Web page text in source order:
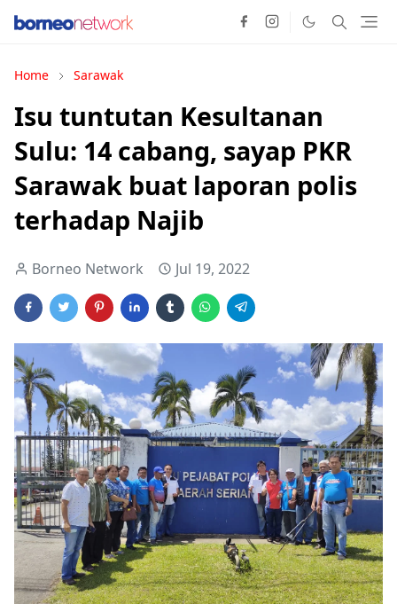
Home Sarawak
Isu tuntutan Kesultanan
Sulu: 14 cabang, sayap PKR
Sarawak buat laporan polis
terhadap Najib
Borneo Network Jul 19, 2022